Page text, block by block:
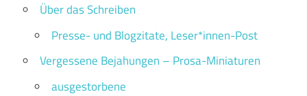
Über das Schreiben
Presse- und Blogzitate, Leser*innen-Post
Vergessene Bejahungen – Prosa-Miniaturen
ausgestorbene